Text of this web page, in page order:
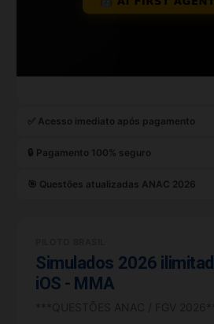
✅ Acesso imediato após pagamento
🔒 Pagamento 100% seguro
🎯 Questões atualizadas ANAC 2026
Simulados 2026
iOS - MMA